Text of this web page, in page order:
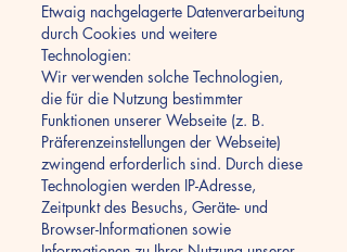
Etwaig nachgelagerte Datenverarbeitung
durch Cookies und weitere
Technologien:
Wir verwenden solche Technologien,
die für die Nutzung bestimmter
Funktionen unserer Webseite (z. B.
Präferenzeinstellungen der Webseite)
zwingend erforderlich sind. Durch diese
Technologien werden IP-Adresse,
Zeitpunkt des Besuchs, Geräte- und
Browser-Informationen sowie